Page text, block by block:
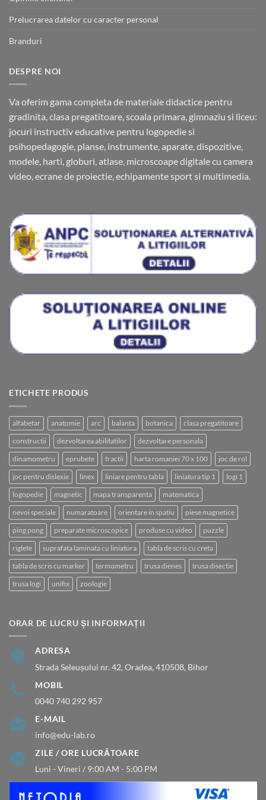
Prelucrarea datelor cu caracter personal
Branduri
DESPRE NOI
Va oferim gama completa de materiale didactice pentru
gradinita, clasa pregatitoare, scoala primara, gimnaziu si liceu:
jocuri instructiv educative pentru logopedie si
psihopedagogie, planse, instrumente, aparate, dispozitive,
modele, harti, globuri, atlase, microscoape digitale cu camera
video, ecrane de proiectie, echipamente sport si multimedia.
ETICHETE PRODUS
alfabetar anatomie arc balanta botanica clasa pregatitoare
constructii dezvoltarea abilitatilor dezvoltare personala
dinamometru eprubete fractii harta romaniei 70 x 100 joc de rol
joc pentru dislexie linex liniare pentru tabla liniatura tip 1 logi 1
logopedie magnetic mapa transparenta matematica
nevoi speciale numaratoare orientare in spatiu piese magnetice
ping pong preparate microscopice produse cu video puzzle
riglete suprafata laminata cu liniatura tabla de scris cu creta
tabla de scris cu marker termometru trusa dienes trusa disectie
trusa logi unifix zoologie
ORAR DE LUCRU ȘI INFORMAȚII
ADRESA
Strada Seleușului nr. 42, Oradea, 410508, Bihor
MOBIL
0040 740 292 957
E-MAIL
info@edu-lab.ro
ZILE / ORE LUCRĂTOARE
Luni - Vineri / 9:00 AM - 5:00 PM